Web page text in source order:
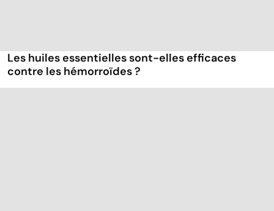
Les huiles essentielles sont-elles efficaces
contre les hémorroïdes ?